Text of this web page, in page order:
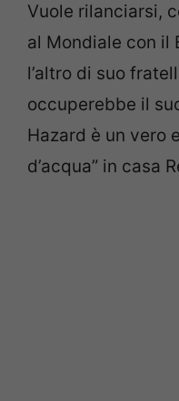
Vuole rilanciarsi,
al Mondiale con il
l’altro di suo
occuperebbe il
Hazard è un vero
d’acqua” in casa